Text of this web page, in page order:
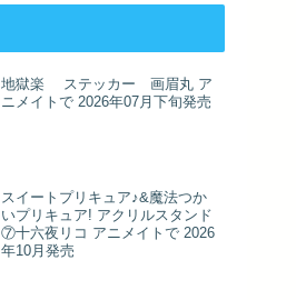
地獄楽 ステッカー 画眉丸 ア
ニメイトで 2026年07月下旬発売
スイートプリキュア♪&魔法つか
いプリキュア! アクリルスタンド
⑦十六夜リコ アニメイトで 2026
年10月発売